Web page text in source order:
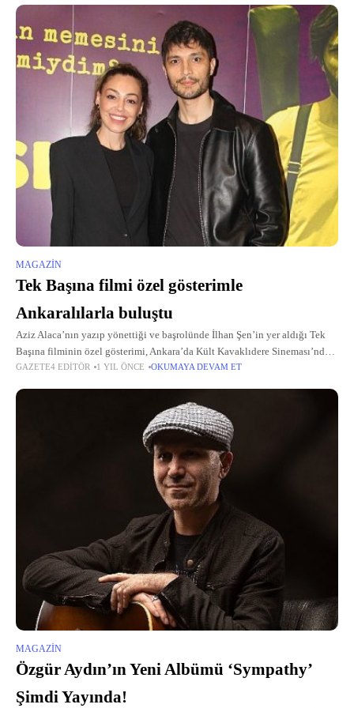
MAGAZIN
Tek Başına filmi özel gösterimle
Ankaralılarla buluştu
Aziz Alaca’nın yazıp yönettiği ve başrolünde İlhan Şen’in yer aldığı Tek
Başına filminin özel gösterimi, Ankara’da Kült Kavaklıdere Sineması’nda
gerçekleştirildi.
GAZETE4 EDITÖR 1 YIL ÖNCE OKUMAYA DEVAM ET
MAGAZIN
Özgür Aydın’ın Yeni Albümü ‘Sympathy’
Şimdi Yayında!